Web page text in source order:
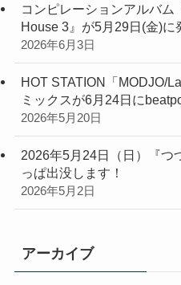
コンピレーションアルバム
House 3』が5月29日(金)に
2026年6月3日
HOT STATION「MODJO/
ミックスが6月24日に
2026年5月20日
2026年5月24日（日）『つ
っぱ出没します！
2026年5月2日
アーカイブ